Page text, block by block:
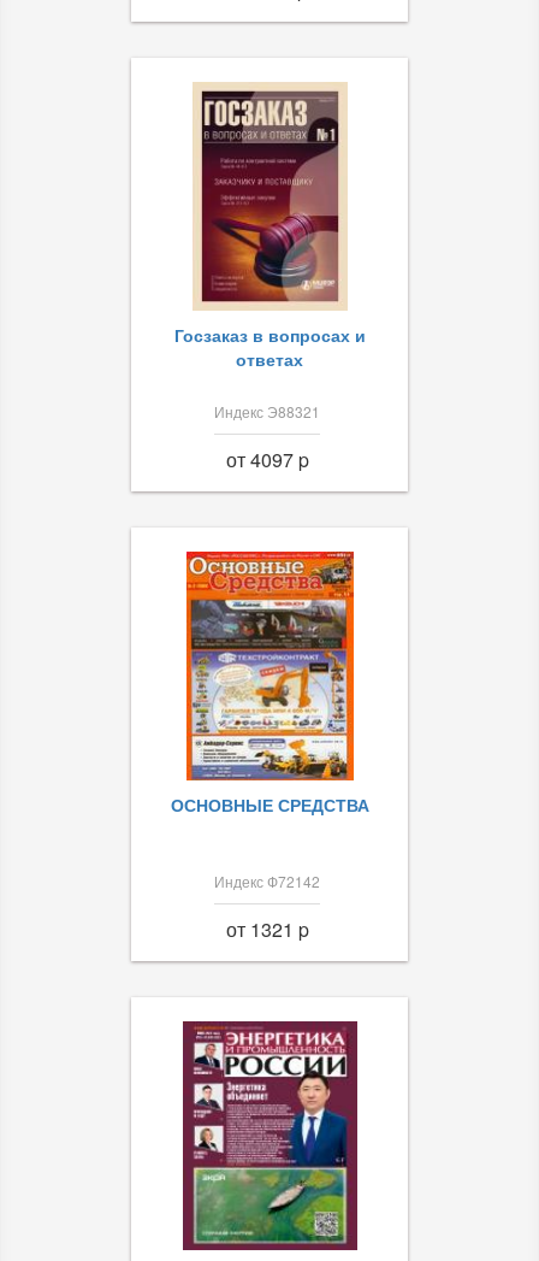
Госзаказ в вопросах и
ответах
Индекс Э88321
от 4097 p
ОСНОВНЫЕ СРЕДСТВА
Индекс Ф72142
от 1321 p